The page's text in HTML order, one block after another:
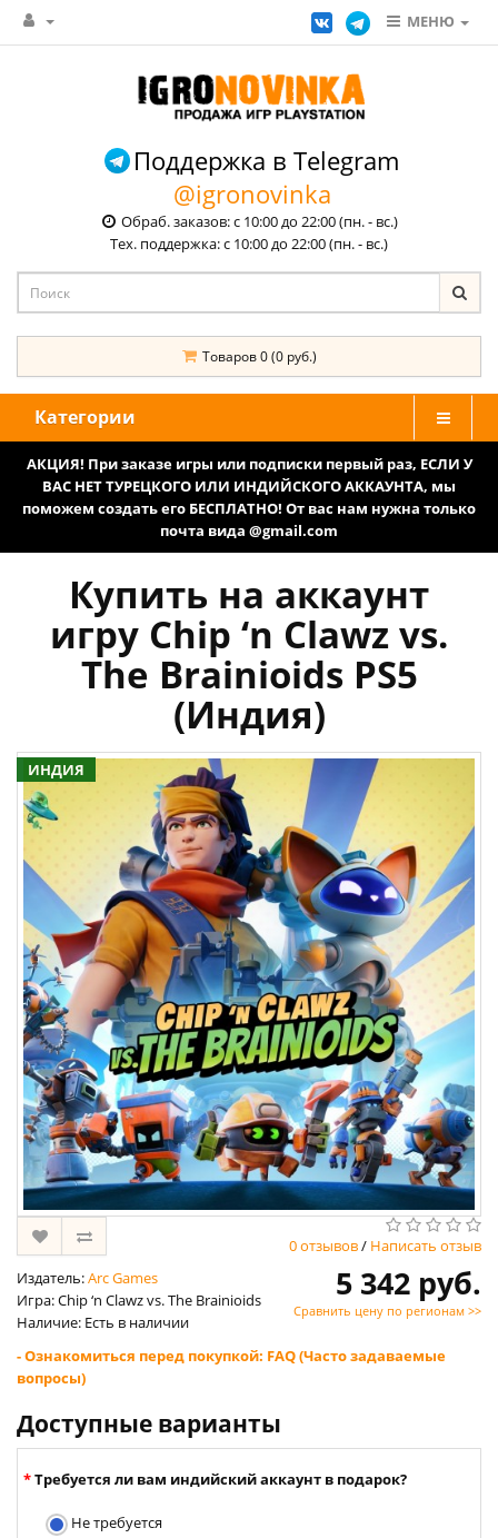
МЕНЮ
Поддержка в Telegram
@igronovinka
Обраб. заказов: с 10:00 до 22:00 (пн. - вс.)
Тех. поддержка: с 10:00 до 22:00 (пн. - вс.)
Товаров 0 (0 руб.)
Категории
АКЦИЯ! При заказе игры или подписки первый раз, ЕСЛИ У
ВАС НЕТ ТУРЕЦКОГО ИЛИ ИНДИЙСКОГО АККАУНТА, мы
поможем создать его БЕСПЛАТНО! От вас нам нужна только
почта вида @gmail.com
Купить на аккаунт
игру Chip ‘n Clawz vs.
The Brainioids PS5
(Индия)
ИНДИЯ
0 отзывов/ Написать отзыв
Издатель:Arc Games
Игра: Chip ‘n Clawz vs. The Brainioids
Наличие: Есть в наличии
5 342 руб.
Сравнить цену по регионам >>
- Ознакомиться перед покупкой: FAQ (Часто задаваемые
вопросы)
Доступные варианты
Требуется ли вам индийский аккаунт в подарок?
Не требуется